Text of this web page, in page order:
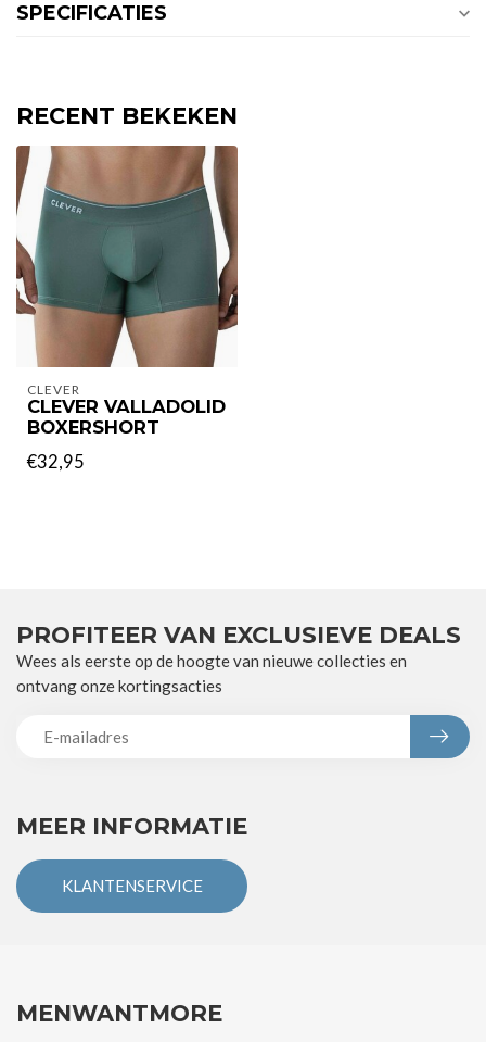
SPECIFICATIES
RECENT BEKEKEN
CLEVER
CLEVER VALLADOLID
BOXERSHORT
€32,95
MEER INFORMATIE
KLANTENSERVICE
PROFITEER VAN EXCLUSIEVE DEALS
Wees als eerste op de hoogte van nieuwe collecties en
ontvang onze kortingsacties
MENWANTMORE